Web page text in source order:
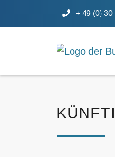
+ 49 (0)